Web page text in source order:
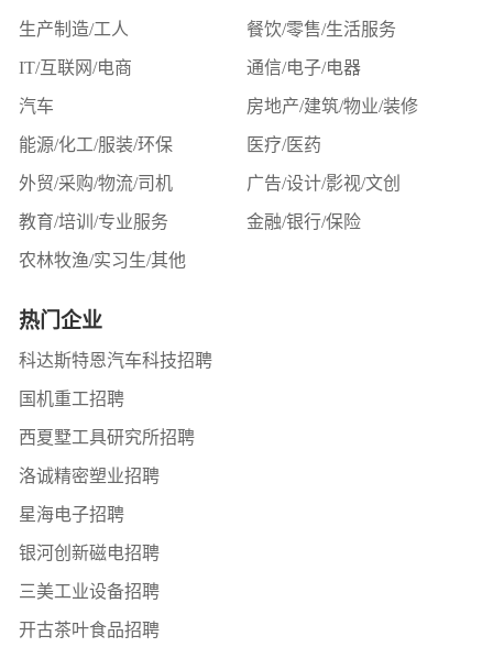
生产制造/工人 餐饮/零售/生活服务
IT/互联网/电商 通信/电子/电器
汽车 房地产/建筑/物业/装修
能源/化工/服装/环保 医疗/医药
外贸/采购/物流/司机 广告/设计/影视/文创
教育/培训/专业服务 金融/银行/保险
农林牧渔/实习生/其他
热门企业
科达斯特恩汽车科技招聘
国机重工招聘
西夏墅工具研究所招聘
洛诚精密塑业招聘
星海电子招聘
银河创新磁电招聘
三美工业设备招聘
开古茶叶食品招聘